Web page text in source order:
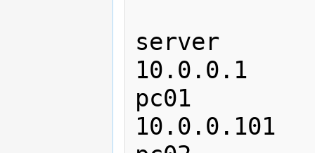
server
10.0.0.1
pc01
10.0.0.101